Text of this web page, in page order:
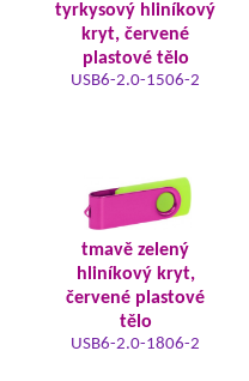
tyrkysový hliníkový
kryt, červené
plastové tělo
USB6-2.0-1506-2
tmavě zelený
hliníkový kryt,
červené plastové
tělo
USB6-2.0-1806-2